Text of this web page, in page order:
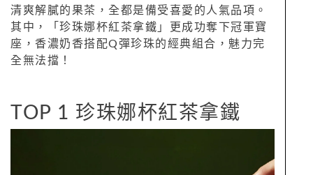
清爽解膩的果茶，全都是備受喜愛的人氣品項。
其中，「珍珠娜杯紅茶拿鐵」更成功奪下冠軍寶
座，香濃奶香搭配Q彈珍珠的經典組合，魅力完
全無法擋！
TOP 1 珍珠娜杯紅茶拿鐵